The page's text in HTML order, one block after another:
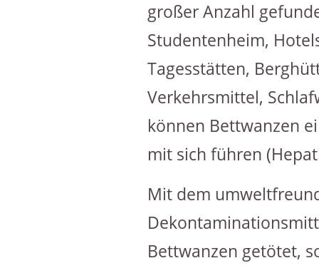
großer Anzahl
Studentenheim,
Tagesstätten,
Verkehrsmittel,
können Bettwanzen
mit sich führen
Mit dem
Bettwanzen getötet,